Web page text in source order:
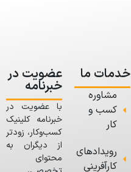
خدمات ما
مشاوره
کسب و
کار
رویدادهای
کارآفرینی
عضویت در
خبرنامه
با عضویت در
خبرنامه کلینیک
کسب‌وکار، زودتر
از دیگران به
محتوای